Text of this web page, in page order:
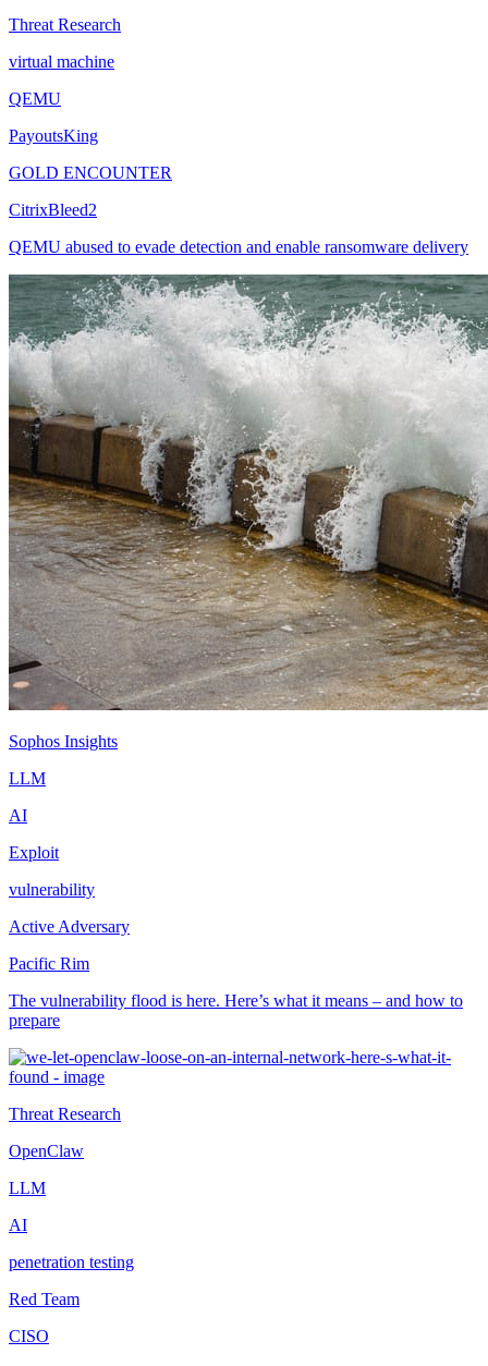
Threat Research
virtual machine
QEMU
PayoutsKing
GOLD ENCOUNTER
CitrixBleed2
QEMU abused to evade detection and enable ransomware delivery
Sophos Insights
LLM
AI
Exploit
vulnerability
Active Adversary
Pacific Rim
The vulnerability flood is here. Here’s what it means – and how to
prepare
Threat Research
OpenClaw
LLM
AI
penetration testing
Red Team
CISO